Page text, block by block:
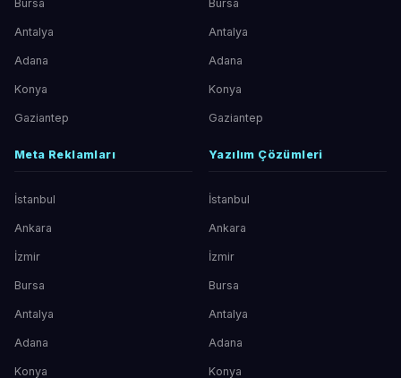
Bursa
Antalya
Adana
Konya
Gaziantep
Bursa
Antalya
Adana
Konya
Gaziantep
Meta Reklamları
İstanbul
Ankara
İzmir
Bursa
Antalya
Adana
Konya
Yazılım Çözümleri
İstanbul
Ankara
İzmir
Bursa
Antalya
Adana
Konya